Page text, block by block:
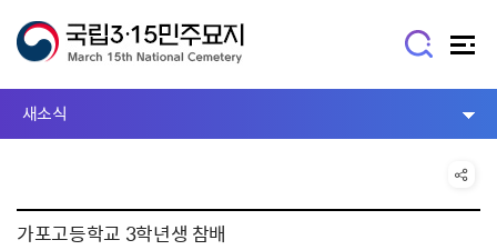
새소식
가포고등학교 3학년생 참배